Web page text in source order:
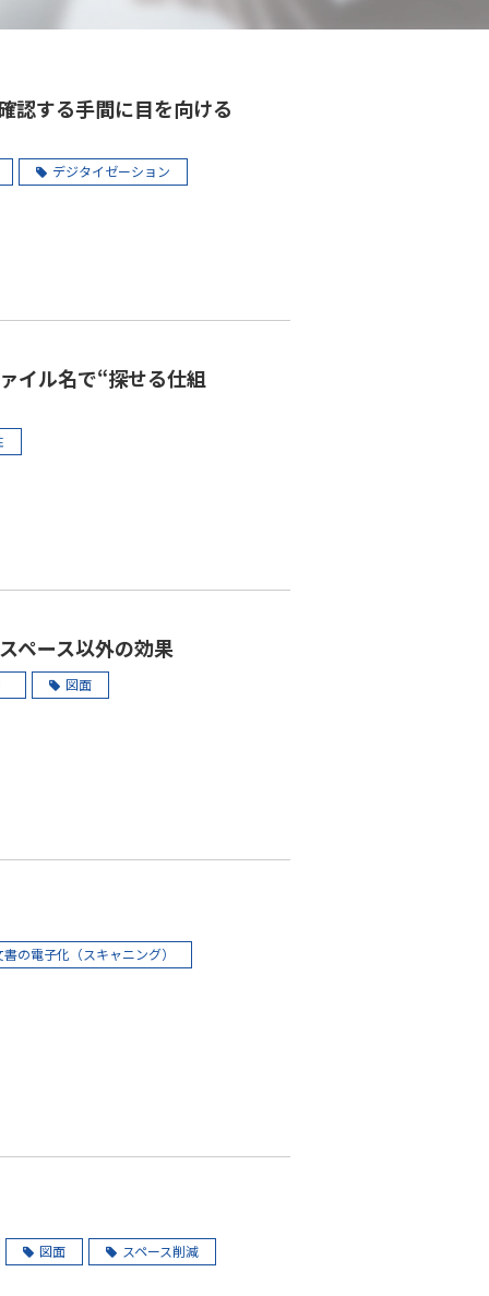
認する手間に目を向ける
デジタイゼーション
イル名で“探せる仕組
ペース以外の効果
図面
書の電子化（スキャニング）
図面
スペース削減